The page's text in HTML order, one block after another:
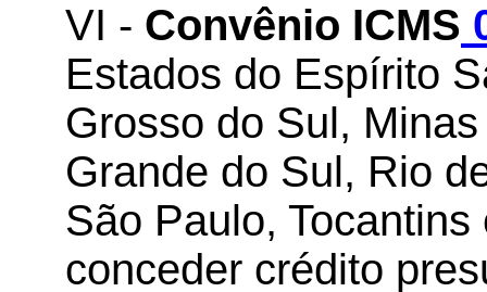
VI - Convênio ICMS
Estados do Espírito
Grosso do Sul,
Grande do Sul, Rio
São Paulo,
conceder crédito